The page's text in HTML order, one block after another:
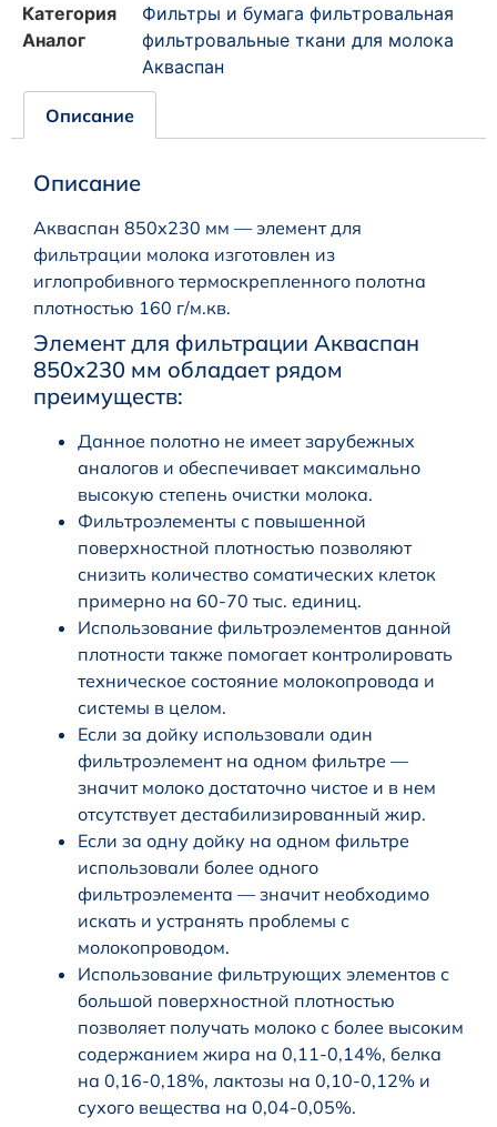
Категория
Фильтры и бумага фильтровальная
Аналог
фильтровальные ткани для молока
Акваспан
Описание
Описание
Акваспан 850х230 мм — элемент для
фильтрации молока изготовлен из
иглопробивного термоскрепленного полотна
плотностью 160 г/м.кв.
Элемент для фильтрации Акваспан
850х230 мм обладает рядом
преимуществ:
Данное полотно не имеет зарубежных
аналогов и обеспечивает максимально
высокую степень очистки молока.
Фильтроэлементы с повышенной
поверхностной плотностью позволяют
снизить количество соматических клеток
примерно на 60-70 тыс. единиц.
Использование фильтроэлементов данной
плотности также помогает контролировать
техническое состояние молокопровода и
системы в целом.
Если за дойку использовали один
фильтроэлемент на одном фильтре —
значит молоко достаточно чистое и в нем
отсутствует дестабилизированный жир.
Если за одну дойку на одном фильтре
использовали более одного
фильтроэлемента — значит необходимо
искать и устранять проблемы с
молокопроводом.
Использование фильтрующих элементов с
большой поверхностной плотностью
позволяет получать молоко с более высоким
содержанием жира на 0,11-0,14%, белка
на 0,16-0,18%, лактозы на 0,10-0,12% и
сухого вещества на 0,04-0,05%.